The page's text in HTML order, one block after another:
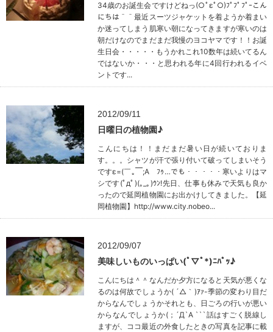
34歳のお誕生会ですけどねっ(○ﾟεﾟ○)ﾌﾟﾌﾟﾌﾟｰこん
にちは＾＾最近スーツジャケットを着ようか着まい
か迷ってしまう肌寒い朝になってきますが寒いのは
朝だけなのでまだまだ我慢のヨコヤマです！！お誕
生日会・・・・・もうかれこれ10数年は続いてるん
ではないか・・・と思われる年に4回行われるイベ
ントです...
2012/09/11
日曜日の植物園♪
こんにちは！！まだまだ暑い日が続いておりま
す。。。シャツが汗で張り付いて破ってしまいそう
ですε=(￣｡￣;A ﾌｩ…でも・・・・・寒いよりはマ
シです(ﾟдﾟ)(｡_｡)ｳﾝ!先日、仕事も休みで天気も良か
ったので延岡植物園にお出かけしてきました。【延
岡植物園】http://www.city.nobeo...
2012/09/07
美味しいものいっぱい(ﾟ▽ﾟ*)ﾆﾊﾟｯ♪
こんにちは＾＾なんだか夕方になると天気が悪くな
るのは何故でしょうか( ´△｀)ｱｧ-季節の変わり目だ
からなんでしょうかそれとも、日ごろの行いが悪い
からなんでしょうか(；´Д`A ```話はすごく脱線し
ますが、ココ最近の外食したときの写真を記事に載